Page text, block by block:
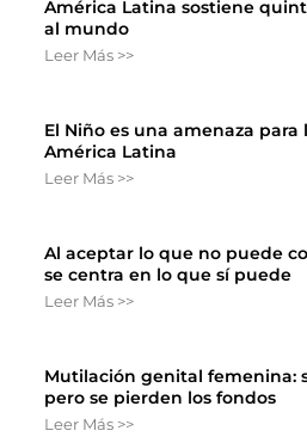
América Latina sostiene
al mundo
Leer Más >>
El Niño es una amenaza
América Latina
Leer Más >>
Al aceptar lo que no puede
se centra en lo que sí puede
Leer Más >>
Mutilación genital femenina:
pero se pierden los fondos
Leer Más >>